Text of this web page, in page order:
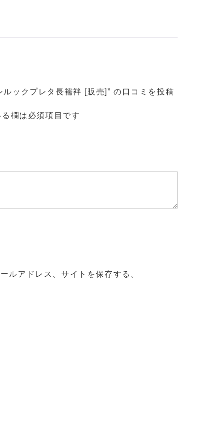
ックプレタ長襦袢 [販売]” の口コミを投稿
欄は必須項目です
ルアドレス、サイトを保存する。